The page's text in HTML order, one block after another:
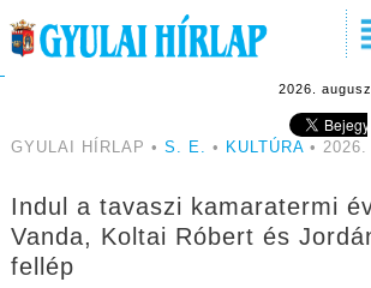
2026.
GYULAI HÍRLAP • S. E. • KULTÚRA• 2026.
Indul a tavaszi kamaratermi
Vanda, Koltai Róbert és
fellép